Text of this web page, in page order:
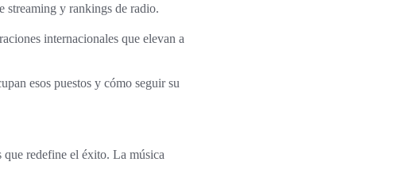
streaming y rankings de radio.
internacionales que elevan a
esos puestos y cómo seguir su
que redefine el éxito. La música